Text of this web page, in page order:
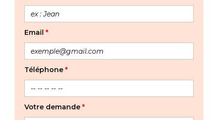
Email *
Téléphone *
Votre demande *